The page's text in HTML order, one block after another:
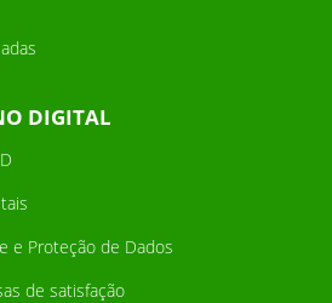
DIGITAL
e Proteção de Dados
de satisfação